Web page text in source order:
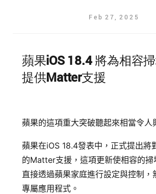
Feb 27 2025
蘋果iOS 18.4 將為相容
提供Matter支援
蘋果的這項重大突破聽起來相當令人
蘋果在iOS 18.4發表中，正式提出將
的Matter支援，這項更新使相容的掃
直接透過蘋果家庭進行設定與控制，
專屬應用程式。
登入會員
快速連結
加入 JARVIS VIP